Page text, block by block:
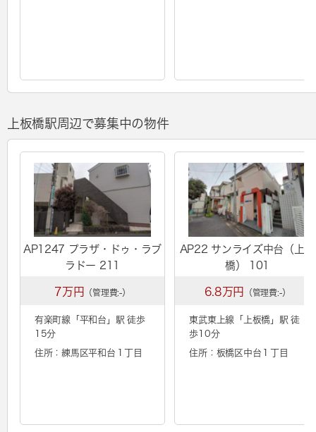
上板橋駅周辺で募集中の物件
AP1247 プラザ・ドゥ・ラブ
ラドー 211
7万円 （管理費:-）
有楽町線「 平和台 」駅 徒歩
15分
住所：練馬区平和台１丁目
AP22 サンライズ中台（上板
橋） 101
6.8万円 （管理費:-）
東武東上線「 上板橋 」駅 徒
歩10分
住所：板橋区中台１丁目